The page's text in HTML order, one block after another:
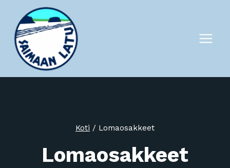
sisältöön
Koti / Lomaosakkeet
Lomaosakkeet